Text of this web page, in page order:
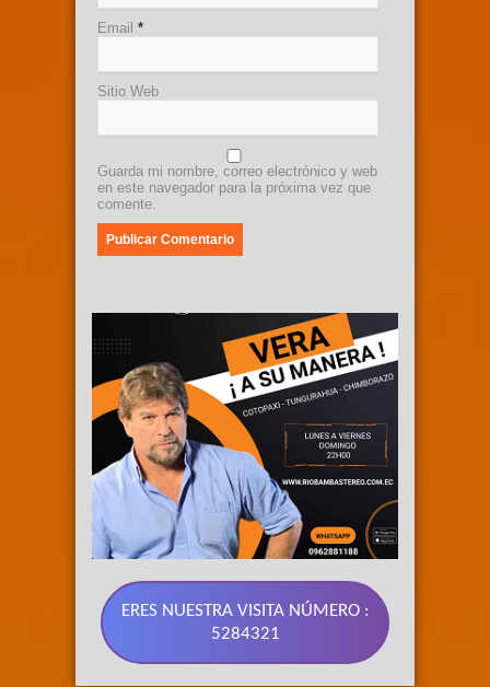
Email *
Sitio Web
Guarda mi nombre, correo electrónico y web
en este navegador para la próxima vez que
comente.
ERES NUESTRA VISITA NÚMERO :
5284321